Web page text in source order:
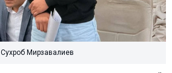
Сухроб Мирзавалиев